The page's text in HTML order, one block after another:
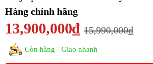
Hàng chính hãng
13,900,000₫ 15,990,000₫
Còn hàng - Giao nhanh